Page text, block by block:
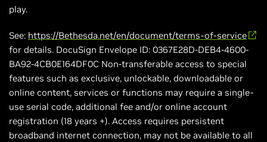
play.
See: https://Bethesda.net/en/document/terms-of-service
for details. DocuSign Envelope ID: 0367E28D-DEB4-4600-
BA92-4CB0E164DF0C Non-transferable access to special
features such as exclusive, unlockable, downloadable or
online content, services or functions may require a single-
use serial code, additional fee and/or online account
registration (18 years +). Access requires persistent
broadband internet connection, may not be available to all